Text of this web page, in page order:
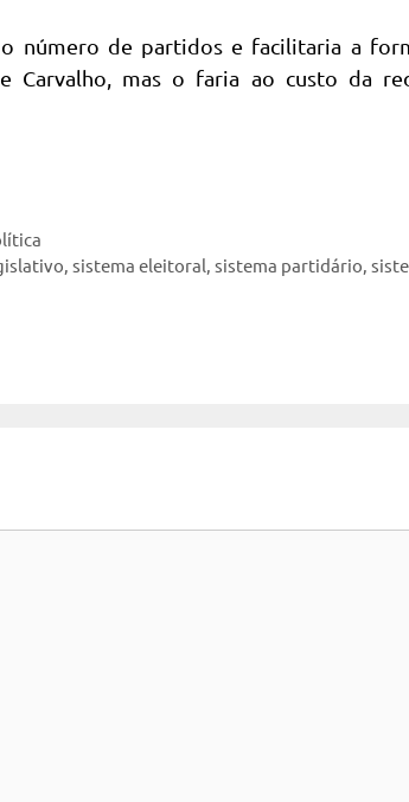
número de partidos e facilitaria a
Carvalho, mas o faria ao custo da
,sistema eleitoral,sistema partidário,